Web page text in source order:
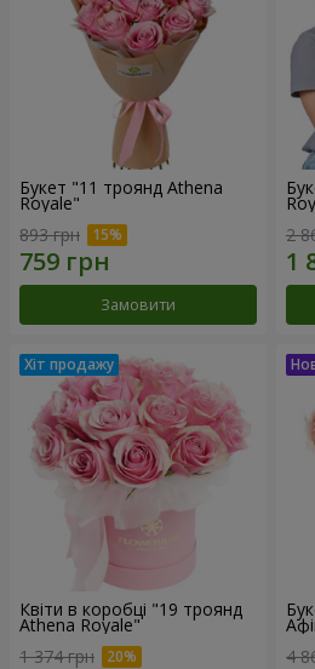
Букет "11 троянд Athena
Royale"
893 грн
Замовити
2
Квіти в коробці "19 троянд
Athena Royale"
1 374 грн
4